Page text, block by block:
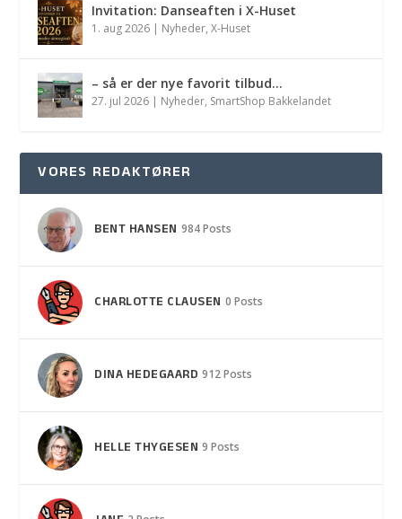
Invitation: Danseaften i X-Huset
1. aug 2026 | Nyheder,X-Huset
– så er der nye favorit tilbud…
27. jul 2026 | Nyheder, SmartShop Bakkelandet
VORES REDAKTØRER
BENT HANSEN 984 Posts
CHARLOTTE CLAUSEN 0 Posts
DINA HEDEGAARD 912 Posts
HELLE THYGESEN 9 Posts